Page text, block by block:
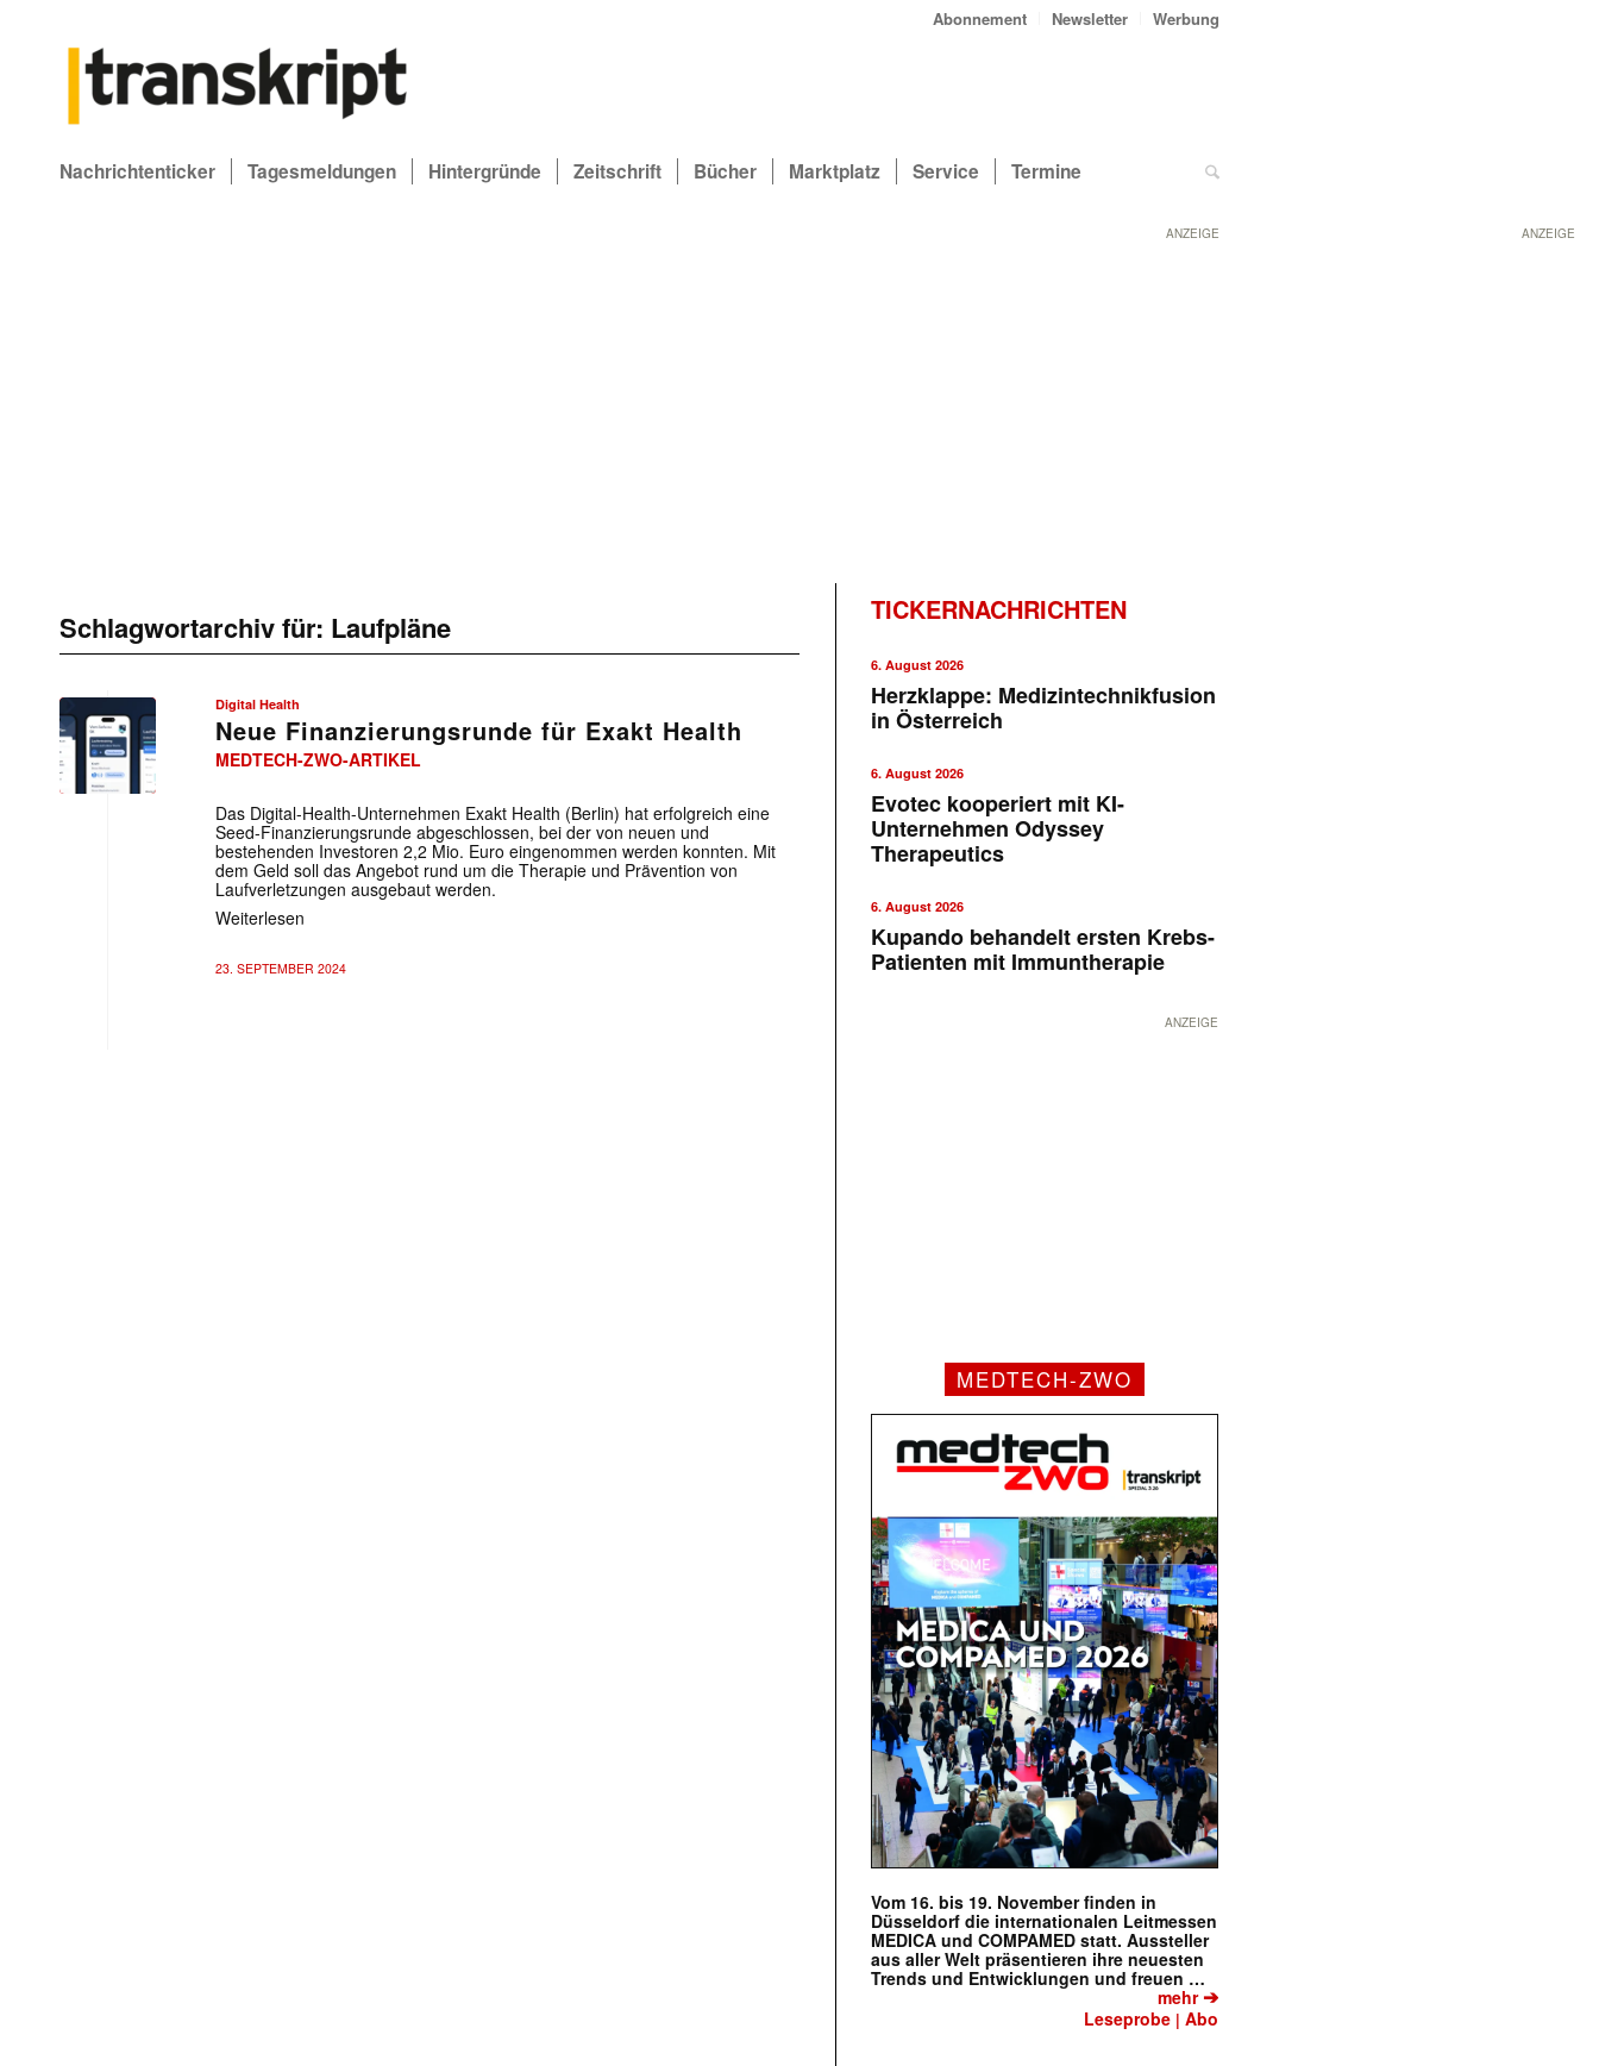
ANZEIGE
Abonnement Newsletter Werbung
Nachrichtenticker Tagesmeldungen Hintergründe Zeitschrift Bücher Marktplatz Service Termine
ANZEIGE
Schlagwortarchiv für: Laufpläne
Digital Health
Neue Finanzierungsrunde für Exakt Health
MEDTECH-ZWO-ARTIKEL
Das Digital-Health-Unternehmen Exakt Health (Berlin) hat erfolgreich eine
Seed-Finanzierungsrunde abgeschlossen, bei der von neuen und
bestehenden Investoren 2,2 Mio. Euro eingenommen werden konnten. Mit
dem Geld soll das Angebot rund um die Therapie und Prävention von
Laufverletzungen ausgebaut werden.
Weiterlesen
23. SEPTEMBER 2024
TICKERNACHRICHTEN
6. August 2026
Herzklappe: Medizintechnikfusion
in Österreich
6. August 2026
Evotec kooperiert mit KI-
Unternehmen Odyssey
Therapeutics
6. August 2026
Kupando behandelt ersten Krebs-
Patienten mit Immuntherapie
ANZEIGE
MEDTECH-ZWO
Vom 16. bis 19. November finden in
Düsseldorf die internationalen Leitmessen
MEDICA und COMPAMED statt. Aussteller
aus aller Welt präsentieren ihre neuesten
Trends und Entwicklungen und freuen …
mehr➔
Leseprobe |Abo